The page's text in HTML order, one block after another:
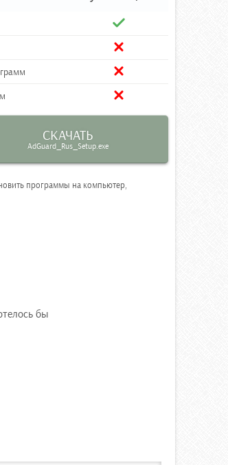
СКАЧАТЬ
AdGuard_Rus_Setup.exe
программы на компьютер,
бы